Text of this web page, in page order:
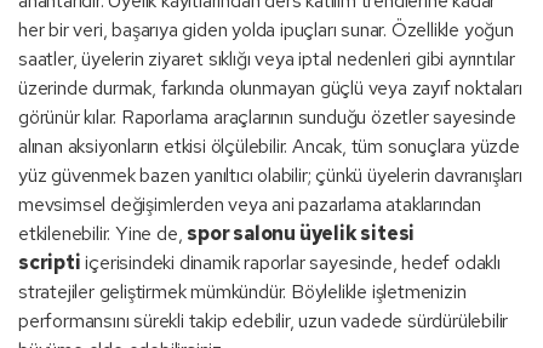
her bir veri, başarıya giden yolda ipuçları sunar. Özellikle yoğun
saatler, üyelerin ziyaret sıklığı veya iptal nedenleri gibi ayrıntılar
üzerinde durmak, farkında olunmayan güçlü veya zayıf noktaları
görünür kılar. Raporlama araçlarının sunduğu özetler sayesinde
alınan aksiyonların etkisi ölçülebilir. Ancak, tüm sonuçlara yüzde
yüz güvenmek bazen yanıltıcı olabilir; çünkü üyelerin davranışları
mevsimsel değişimlerden veya ani pazarlama ataklarından
etkilenebilir. Yine de, spor salonu üyelik sitesi
scriptiiçerisindeki dinamik raporlar sayesinde, hedef odaklı
stratejiler geliştirmek mümkündür. Böylelikle işletmenizin
performansını sürekli takip edebilir, uzun vadede sürdürülebilir